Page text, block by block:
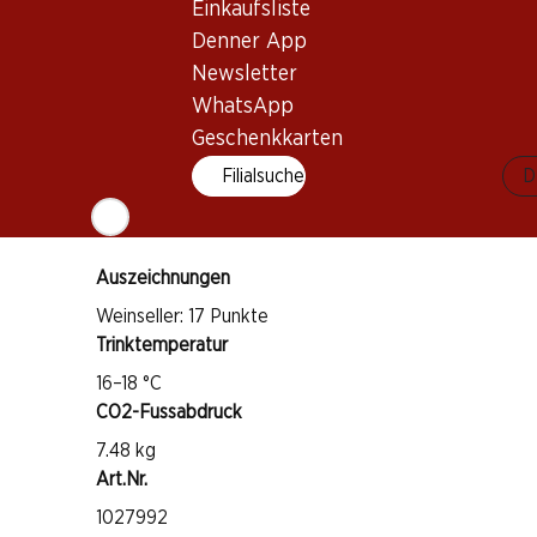
Einkaufsliste
Denner App
Newsletter
WhatsApp
Geschenkkarten
Filialsuche
Petit Verdot
2–6 Jahre
Auszeichnungen
Weinseller: 17 Punkte
Trinktemperatur
16–18 °C
CO2-Fussabdruck
7.48 kg
Art.Nr.
1027992